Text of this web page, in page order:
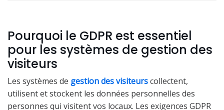
Pourquoi le GDPR est essentiel
pour les systèmes de gestion des
visiteurs
Les systèmes de gestion des visiteurscollectent,
utilisent et stockent les données personnelles des
personnes qui visitent vos locaux. Les exigences GDPR